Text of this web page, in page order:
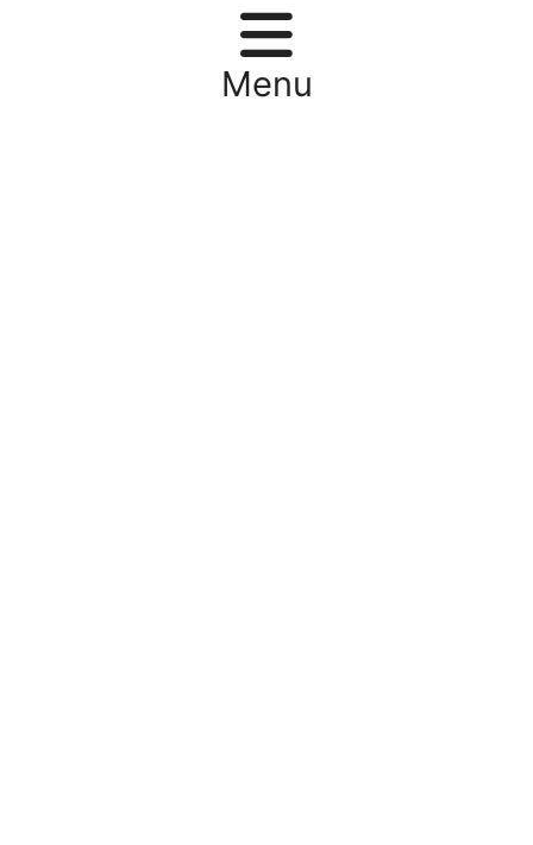
Menu